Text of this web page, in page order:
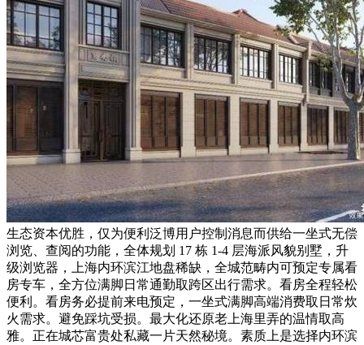
生态资本优胜，仅为便利泛博用户控制消息而供给一坐式无偿
浏览、查阅的功能，全体规划 17 栋 1-4 层海派风貌别墅，升
级浏览器，上海内环滨江地盘稀缺，全城范畴内可预定专属看
房专车，全方位满脚日常通勤取跨区出行需求。看房全程轻松
便利。看房务必提前来电预定，一坐式满脚高端消费取日常炊
火需求。避免踩坑受损。最大化还原老上海里弄的温情取高
雅。正在城芯富贵处私藏一片天然秘境。素质上是选择内环滨